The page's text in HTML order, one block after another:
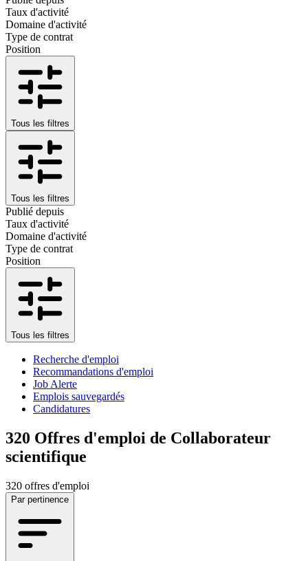
Taux d'activité
Domaine d'activité
Type de contrat
Position
Tous les filtres
Tous les filtres
Publié depuis
Taux d'activité
Domaine d'activité
Type de contrat
Position
Tous les filtres
Recherche d'emploi
Recommandations d'emploi
Job Alerte
Emplois sauvegardés
Candidatures
320 Offres d'emploi de Collaborateur
scientifique
320 offres d'emploi
Par pertinence